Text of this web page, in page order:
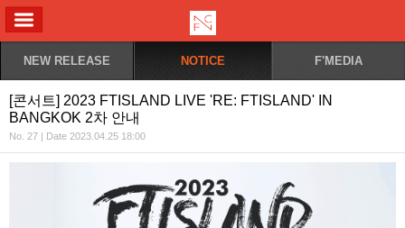
NEW RELEASE NOTICE F'MEDIA
[콘서트] 2023 FTISLAND LIVE 'RE: FTISLAND' IN
BANGKOK 2차 안내
No. 27 | Date 2023.04.25 18:00